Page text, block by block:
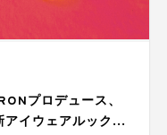
プロデュース、
イウェアルック公